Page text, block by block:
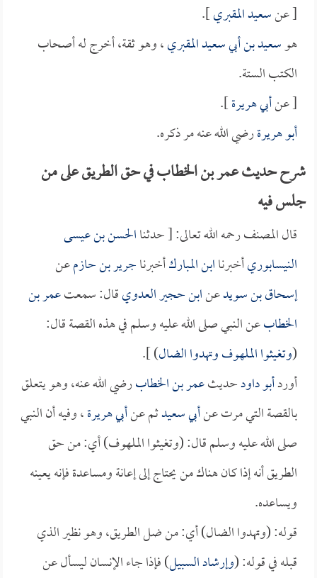
[ عنسعيد المقبري].
هوسعيد بن أبي سعيد المقبري، وهو ثقة، أخرج له أصحاب
الكتب الستة.
[ عنأبي هريرة].
أبو هريرةرضي الله عنه مر ذكره.
شرح حديث عمر بن الخطاب في حق الطريق على من
جلس فيه
قال المصنف رحمه الله تعالى: [ حدثناالحسن بن عيسى
النيسابوريأخبرناابن المباركأخبرناجرير بن حازمعن
إسحاق بن سويدعنابن حجير العدويقال: سمعتعمر بن
الخطابعن النبي صلى الله عليه وسلم في هذه القصة قال:
(وتغيثوا الملهوف وتهدوا الضال) ].
أوردأبو داودحديثعمر بن الخطابرضي الله عنه، وهو يتعلق
بالقصة التي مرت عنأبي سعيدثم عنأبي هريرة، وفيه أن النبي
صلى الله عليه وسلم قال: (وتغيثوا الملهوف) أي: من حق
الطريق أنه إذا كان هناك من يحتاج إلى إعانة ومساعدة فإنه يعينه
ويساعده.
قوله: (وتهدوا الضال) أي: من ضل الطريق، وهو نظير الذي
قبله في قوله: (وإرشاد السبيل) فإذا جاء الإنسان ليسأل عن